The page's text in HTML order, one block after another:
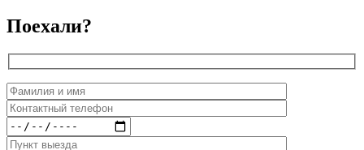
Поехали?